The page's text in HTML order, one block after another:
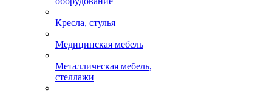
Кресла, стулья
Медицинская мебель
Металлическая мебель,
стеллажи